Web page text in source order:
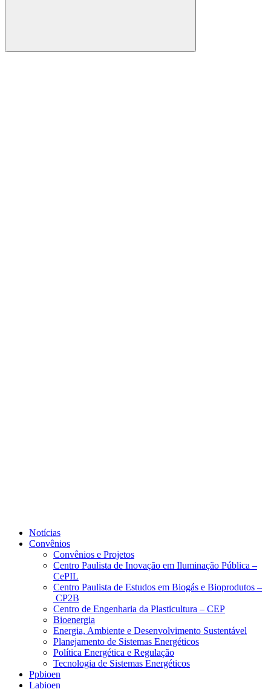
Buscar
Notícias
Convênios
Convênios e Projetos
Centro Paulista de Inovação em Iluminação Pública –
CePIL
Centro Paulista de Estudos em Biogás e Bioprodutos –
CP2B
Centro de Engenharia da Plasticultura – CEP
Bioenergia
Energia, Ambiente e Desenvolvimento Sustentável
Planejamento de Sistemas Energéticos
Política Energética e Regulação
Tecnologia de Sistemas Energéticos
Ppbioen
Labioen